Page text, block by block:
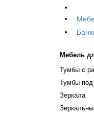
Мебель
Тумбы с
Тумбы под
Зеркала